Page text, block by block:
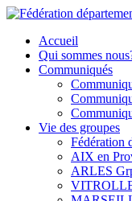
Skip
content
Fédération
Membre de la
maitre
Accueil
Qui sommes
Communiqués
Vie des groupes
Fédération
AIX en
ARLES